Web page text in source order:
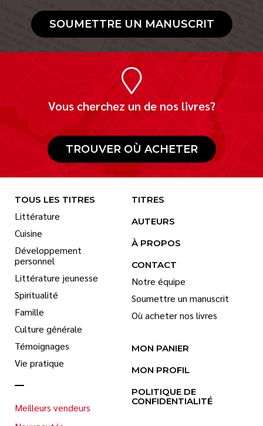
SOUMETTRE UN MANUSCRIT
Vous cherchez un de nos livres?
TROUVER OÙ ACHETER
TOUS LES TITRES
Littérature
Cuisine
Développement
personnel
Littérature jeunesse
Spiritualité
Famille
Culture générale
Témoignages
Vie pratique
Meilleurs vendeurs
TITRES
AUTEURS
À PROPOS
CONTACT
Notre équipe
Soumettre un manuscrit
Où acheter nos livres
MON PANIER
MON PROFIL
POLITIQUE DE
CONFIDENTIALITÉ